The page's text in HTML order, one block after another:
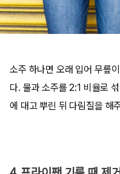
소주 하나면 오래 입어 무릎
다. 물과 소주를 2:1 비율로
에 대고 뿌린 뒤 다림질을 해